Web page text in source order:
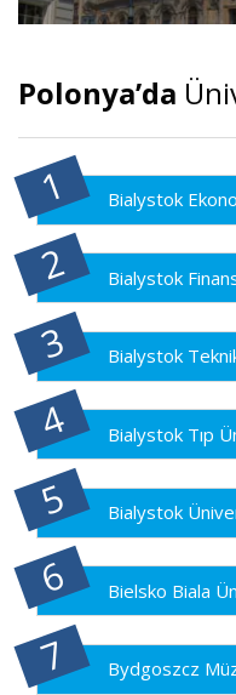
Polonya’da
Bialystok
Bialystok
Bialystok
Bialystok Tıp
Bialystok
Bielsko Biala
Bydgoszcz